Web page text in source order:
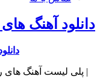
دانلود آهنگ
| پلی لیست آهنگ